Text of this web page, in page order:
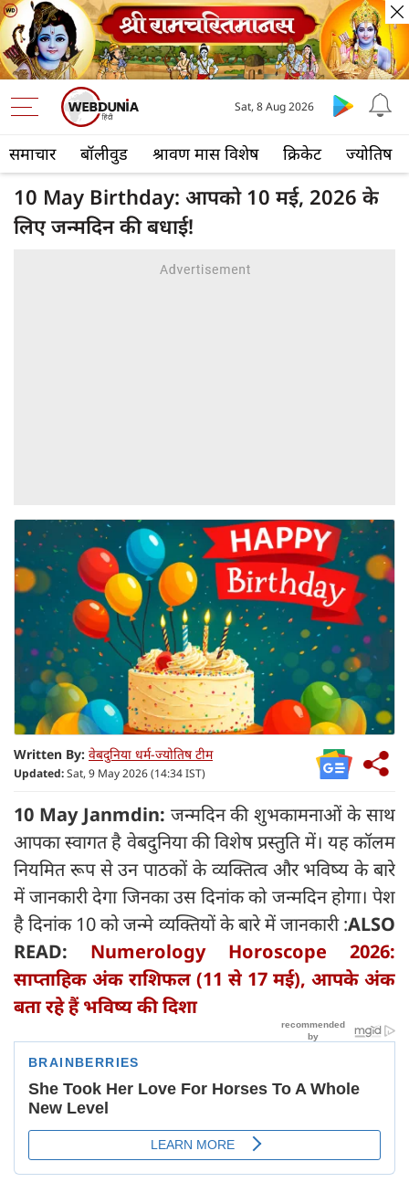
समाचार बॉलीवुड श्रावण मास विशेष क्रिकेट ज्योतिष
Sat, 8 Aug 2026
10 May Birthday: आपको 10 मई, 2026 के
लिए जन्मदिन की बधाई!
Written By: वेबदुनिया धर्म-ज्योतिष टीम
Updated:Sat, 9 May 2026 (14:34 IST)
10 May Janmdin: जन्मदिन की शुभकामनाओं के साथ
आपका स्वागत है वेबदुनिया की विशेष प्रस्तुति में। यह कॉलम
नियमित रूप से उन पाठकों के व्यक्तित्व और भविष्य के बारे
में जानकारी देगा जिनका उस दिनांक को जन्मदिन होगा। पेश
है दिनांक 10 को जन्मे व्यक्तियों के बारे में जानकारी :ALSO
READ: Numerology Horoscope 2026:
साप्ताहिक अंक राशिफल (11 से 17 मई), आपके अंक
बता रहे हैं भविष्य की दिशा